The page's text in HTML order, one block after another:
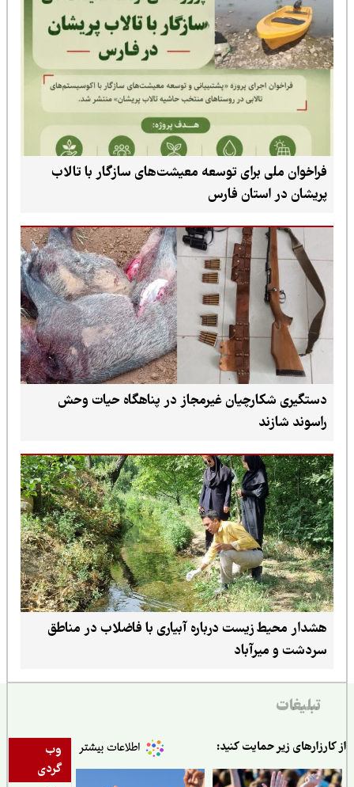
فراخوان ملی برای توسعه معیشت‌های سازگار با تالاب
پریشان در استان فارس
دستگیری شکارچیان غیرمجاز در پناهگاه حیات وحش
راسوند شازند
هشدار محیط زیست درباره آبیاری با فاضلاب در مناطق
سردشت و میرآباد
تبلیغات
وب
گردی
زیر حمایت کنید: